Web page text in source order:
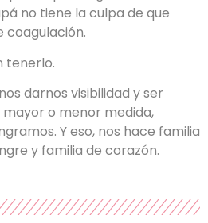
no tiene la culpa de que
coagulación.
tenerlo.
darnos visibilidad y ser
o menor medida,
Y eso, nos hace familia
y familia de corazón.